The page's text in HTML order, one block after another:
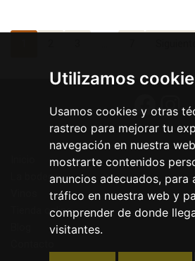
Utilizamos
Usamos cookies y otras
rastreo para mejorar tu
navegación en nuestra
mostrarte contenidos
anuncios adecuados, para
tráfico en nuestra web y
comprender de donde
visitantes.
La bodega
Tienda online